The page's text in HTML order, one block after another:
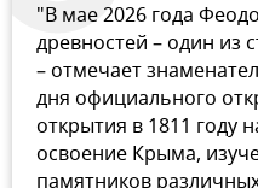
"В мае 2026 года
древностей – один из
– отмечает
дня официального
открытия в 1811 году
освоение Крыма,